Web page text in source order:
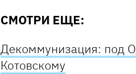
СМОТРИ ЕЩЕ:
Декоммунизация: под
Котовскому